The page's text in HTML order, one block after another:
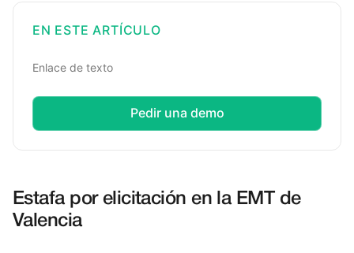
EN ESTE ARTÍCULO
Enlace de texto
Pedir una demo
Estafa por elicitación en la EMT de
Valencia